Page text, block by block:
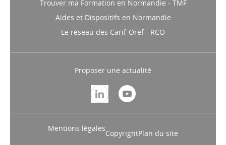
Trouver ma Formation en Normandie - TMF
Aides et Dispositifs en Normandie
Le réseau des Carif-Oref - RCO
Proposer une actualité
Mentions légales
CopyrightPlan du site